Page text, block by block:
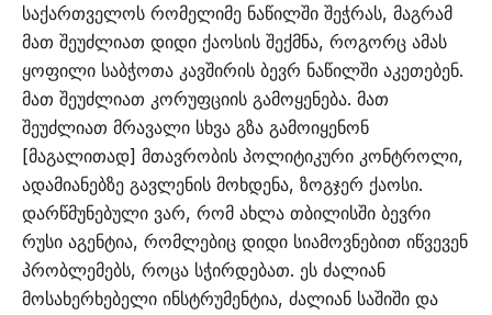
საქართველოს რომელიმე ნაწილში შეჭრას, მაგრამ
მათ შეუძლიათ დიდი ქაოსის შექმნა, როგორც ამას
ყოფილი საბჭოთა კავშირის ბევრ ნაწილში აკეთებენ.
მათ შეუძლიათ კორუფციის გამოყენება. მათ
შეუძლიათ მრავალი სხვა გზა გამოიყენონ
[მაგალითად] მთავრობის პოლიტიკური კონტროლი,
ადამიანებზე გავლენის მოხდენა, ზოგჯერ ქაოსი.
დარწმუნებული ვარ, რომ ახლა თბილისში ბევრი
რუსი აგენტია, რომლებიც დიდი სიამოვნებით იწვევენ
პრობლემებს, როცა სჭირდებათ. ეს ძალიან
მოსახერხებელი ინსტრუმენტია, ძალიან საშიში და